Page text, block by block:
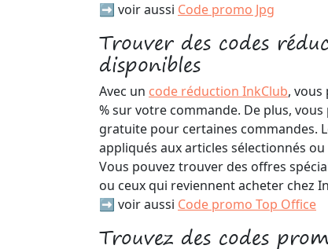
➡️ voir aussi Code promo Jpg
Trouver des codes
disponibles
Avec un code réduction InkClub, vous
% sur votre commande. De plus,
gratuite pour certaines commandes.
appliqués aux articles sélectionnés
Vous pouvez trouver des offres
ou ceux qui reviennent acheter chez
➡️ voir aussi Code promo Top Office
Trouvez des codes